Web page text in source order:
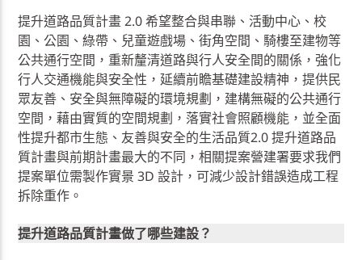
提升道路品質計畫 2.0 希望整合與串聯、活動中心、校
園、公園、綠帶、兒童遊戲場、街角空間、騎樓至建物等
公共通行空間，重新釐清道路與行人安全間的關係，強化
行人交通機能與安全性，延續前瞻基礎建設精神，提供民
眾友善、安全與無障礙的環境規劃，建構無礙的公共通行
空間，藉由實質的空間規劃，落實社會照顧機能，並全面
性提升都市生態、友善與安全的生活品質2.0 提升道路品
質計畫與前期計畫最大的不同，相關提案營建署要求我們
提案單位需製作實景 3D 設計，可減少設計錯誤造成工程
拆除重作。
提升道路品質計畫做了哪些建設？